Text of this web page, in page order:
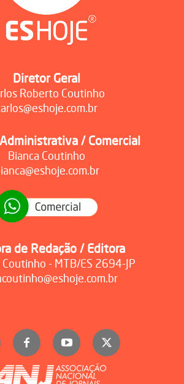
Diretor Geral
Roberto Coutinho
/ Comercial
Bianca Coutinho
de Redação / Editora
- MTB/ES 2694-JP